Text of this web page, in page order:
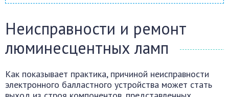
Неисправности и ремонт
люминесцентных ламп
Как показывает практика, причиной неисправности
электронного балластного устройства может стать